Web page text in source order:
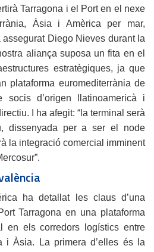
Tarragona i el Port en el nexe
Àsia i Amèrica per mar,
assegurat Diego Nieves durant la
aliança suposa un fita en el
estratègiques, ja que
plataforma euromediterrània de
socis d’origen llatinoamericà i
I ha afegit: “la terminal serà
dissenyada per a ser el node
la integració comercial imminent
ha detallat les claus d’una
Tarragona en una plataforma
en els corredors logístics entre
i Àsia. La primera d’elles és la